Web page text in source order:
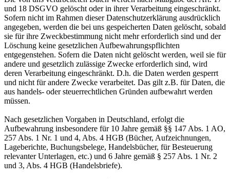
und 18 DSGVO gelöscht oder in ihrer Verarbeitung eingeschränkt.
Sofern nicht im Rahmen dieser Datenschutzerklärung ausdrücklich
angegeben, werden die bei uns gespeicherten Daten gelöscht, sobald
sie für ihre Zweckbestimmung nicht mehr erforderlich sind und der
Löschung keine gesetzlichen Aufbewahrungspflichten
entgegenstehen. Sofern die Daten nicht gelöscht werden, weil sie für
andere und gesetzlich zulässige Zwecke erforderlich sind, wird
deren Verarbeitung eingeschränkt. D.h. die Daten werden gesperrt
und nicht für andere Zwecke verarbeitet. Das gilt z.B. für Daten, die
aus handels- oder steuerrechtlichen Gründen aufbewahrt werden
müssen.
Nach gesetzlichen Vorgaben in Deutschland, erfolgt die
Aufbewahrung insbesondere für 10 Jahre gemäß §§ 147 Abs. 1 AO,
257 Abs. 1 Nr. 1 und 4, Abs. 4 HGB (Bücher, Aufzeichnungen,
Lageberichte, Buchungsbelege, Handelsbücher, für Besteuerung
relevanter Unterlagen, etc.) und 6 Jahre gemäß § 257 Abs. 1 Nr. 2
und 3, Abs. 4 HGB (Handelsbriefe).